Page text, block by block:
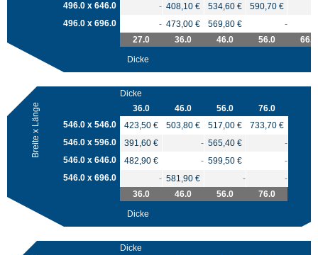
496.0 x 646.0
- 408,10 € 534,60 €
590,70 €
496.0 x 696.0
- 473,00 € 569,80 €
-
27.0
36.0 46.0 56.0
66.0
Dicke
Dicke
36.0
46.0 56.0 76.0
Breite x Länge 546.0 x 546.0 423,50 € 503,80 € 517,00 €
733,70 €
546.0 x 596.0
391,60 € - 565,40 €
-
546.0 x 646.0
482,90 € - 599,50 €
-
546.0 x 696.0
- 581,90 € -
-
36.0
46.0 56.0
76.0
Dicke
Dicke